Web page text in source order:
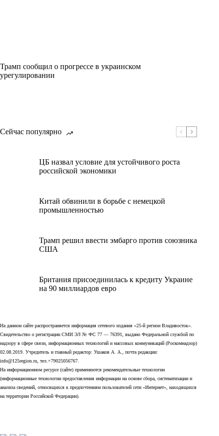
Трамп сообщил о прогрессе в украинском
урегулировании
Сейчас популярно
ЦБ назвал условие для устойчивого роста
российской экономики
Китай обвинили в борьбе с немецкой
промышленностью
Трамп решил ввести эмбарго против союзника
США
Британия присоединилась к кредиту Украине
на 90 миллиардов евро
На данном сайте распространяется информация сетевого издания «25-й регион Владивосток».
Свидетельство о регистрации СМИ ЭЛ № ФС 77 — 76391, выдано Федеральной службой по
надзору в сфере связи, информационных технологий и массовых коммуникаций (Роскомнадзор)
02.08.2019. Учредитель и главный редактор: Ушаков А. А., почта редакции:
info@125region.ru, тел.+79025056767.
На информационном ресурсе (сайте) применяются рекомендательные технологии
(информационные технологии предоставления информации на основе сбора, систематизации и
анализа сведений, относящихся к предпочтениям пользователей сети «Интернет», находящихся
на территории Российской Федерации).